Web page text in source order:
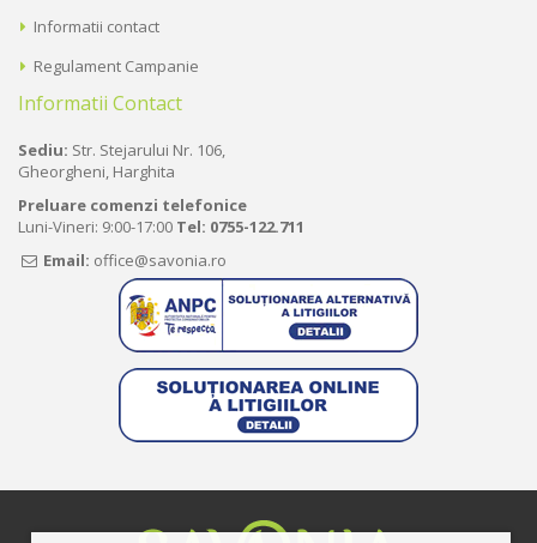
Informatii contact
Regulament Campanie
Informatii Contact
Sediu: Str. Stejarului Nr. 106,
Gheorgheni, Harghita
Preluare comenzi telefonice
Luni-Vineri: 9:00-17:00 Tel: 0755-122.711
Email: office@savonia.ro